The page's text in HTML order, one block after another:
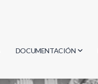
DOCUMENTACIÓN
Actas